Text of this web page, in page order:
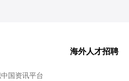
国资讯平台
海外人才招聘